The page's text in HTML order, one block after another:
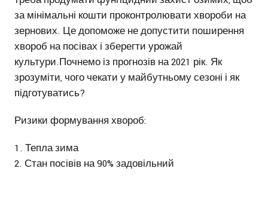
за мінімальні кошти проконтролювати хвороби на
зернових. Це допоможе не допустити поширення
хвороб на посівах і зберегти урожай
культури.Почнемо із прогнозів на 2021 рік. Як
зрозуміти, чого чекати у майбутньому сезоні і як
підготуватись?
Ризики формування хвороб:
Тепла зима
Стан посівів на 90% задовільний